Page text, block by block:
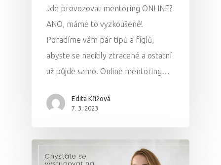
Jde provozovat mentoring ONLINE?
ANO, máme to vyzkoušené!
Poradíme vám pár tipů a fíglů,
abyste se necítily ztracené a ostatní
už půjde samo. Online mentoring…
Edita Křížová
7. 3. 2023